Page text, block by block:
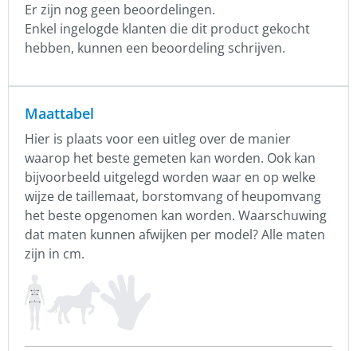
Er zijn nog geen beoordelingen.
Enkel ingelogde klanten die dit product gekocht
hebben, kunnen een beoordeling schrijven.
Maattabel
Hier is plaats voor een uitleg over de manier
waarop het beste gemeten kan worden. Ook kan
bijvoorbeeld uitgelegd worden waar en op welke
wijze de taillemaat, borstomvang of heupomvang
het beste opgenomen kan worden. Waarschuwing
dat maten kunnen afwijken per model? Alle maten
zijn in cm.